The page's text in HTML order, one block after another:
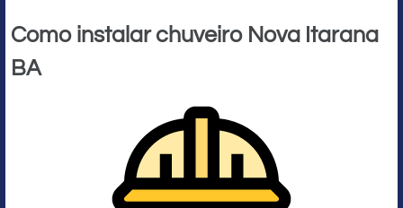
Como instalar chuveiro Nova Itarana
BA